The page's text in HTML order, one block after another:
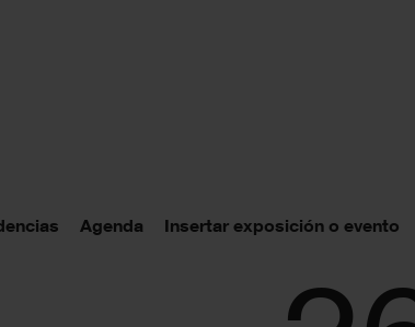
Agenda Insertar exposición o evento